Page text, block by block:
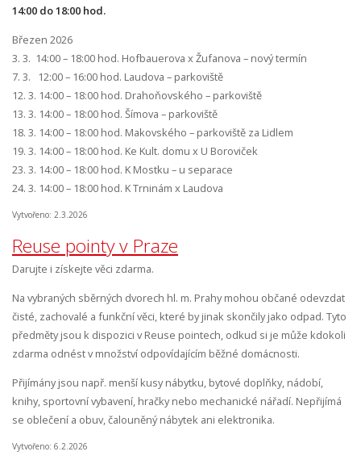
14:00 do 18:00 hod.
Březen 2026
3. 3. 14:00 – 18:00 hod. Hofbauerova x Žufanova – nový termín
7. 3. 12:00 – 16:00 hod. Laudova – parkoviště
12. 3. 14:00 – 18:00 hod. Drahoňovského – parkoviště
13. 3. 14:00 – 18:00 hod. Šímova – parkoviště
18. 3. 14:00 – 18:00 hod. Makovského – parkoviště za Lidlem
19. 3. 14:00 – 18:00 hod. Ke Kult. domu x U Boroviček
23. 3. 14:00 – 18:00 hod. K Mostku – u separace
24. 3. 14:00 – 18:00 hod. K Trninám x Laudova
Vytvořeno: 2.3.2026
Reuse pointy v Praze
Darujte i získejte věci zdarma.
Na vybraných sběrných dvorech hl. m. Prahy mohou občané odevzdat
čisté, zachovalé a funkční věci, které by jinak skončily jako odpad. Tyto
předměty jsou k dispozici v Reuse pointech, odkud si je může kdokoli
zdarma odnést v množství odpovídajícím běžné domácnosti.
Přijímány jsou např. menší kusy nábytku, bytové doplňky, nádobí,
knihy, sportovní vybavení, hračky nebo mechanické nářadí. Nepřijímá
se oblečení a obuv, čalouněný nábytek ani elektronika.
Vytvořeno: 6.2.2026